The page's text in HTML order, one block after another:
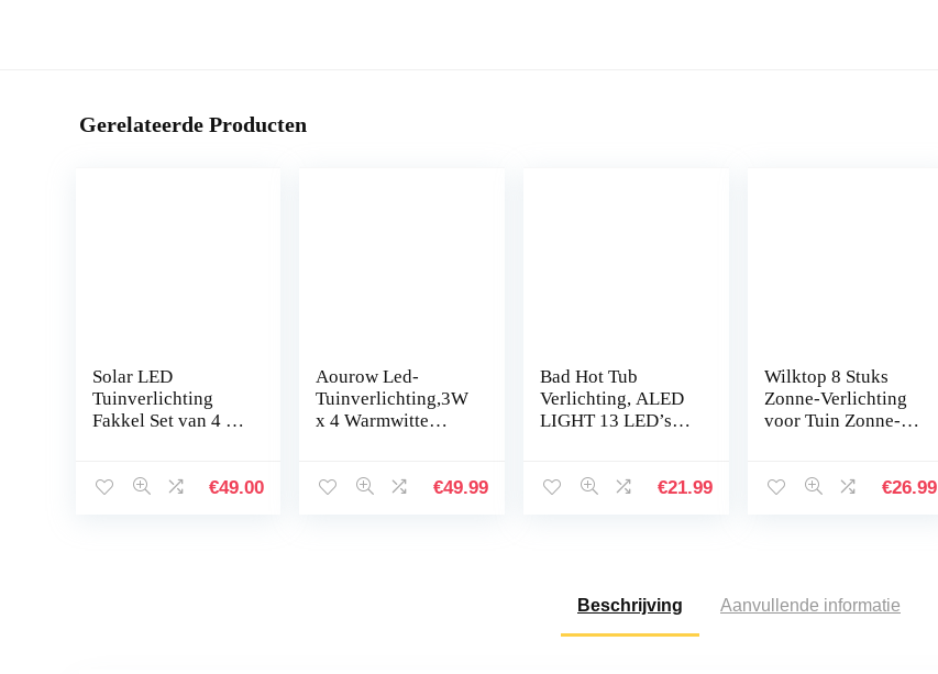
Gerelateerde Producten
Solar LED
Tuinverlichting
Fakkel Set van 4 –
Zonne-Energie –
€49.00
Aourow Led-
Tuinverlichting,3W
x 4 Warmwitte
Grondpen,IP65€49.99
Bad Hot Tub
Verlichting, ALED
LIGHT 13 LED’s
Zwembadverlichtin
€21.99
Wilktop 8 Stuks
Zonne-Verlichting
voor Tuin Zonne-
8LEDs Licht Vloer
€26.99
Beschrijving Aanvullende informatie